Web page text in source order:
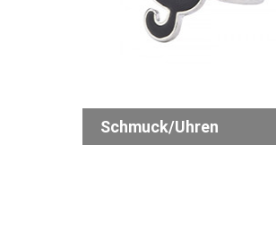
Schmuck/Uhren